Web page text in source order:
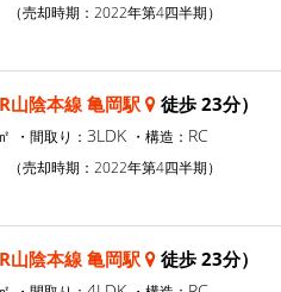
（売却時期：2022年第4四半期）
山陰本線 亀岡駅 徒歩 23分）
・間取り： 3LDK ・構造： RC
（売却時期：2022年第4四半期）
山陰本線 亀岡駅 徒歩 23分）